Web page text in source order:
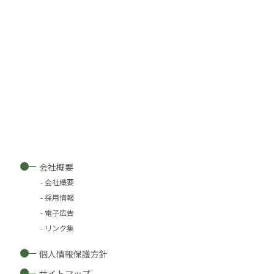
会社概要
会社概要
採用情報
電子広告
リンク集
個人情報保護方針